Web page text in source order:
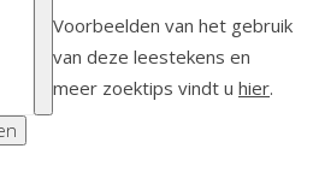
Voorbeelden van het gebruik
van deze leestekens en
meer zoektips vindt u hier.